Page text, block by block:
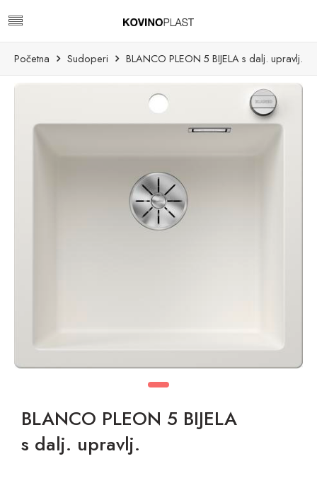
Početna Sudoperi BLANCO PLEON 5 BIJELA s dalj. upravlj.
BLANCO PLEON 5 BIJELA
s dalj. upravlj.